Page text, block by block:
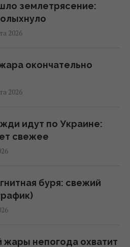
землетрясение:
2026
окончательно
2026
идут по Украине:
свежее
буря: свежий
жары непогода охватит